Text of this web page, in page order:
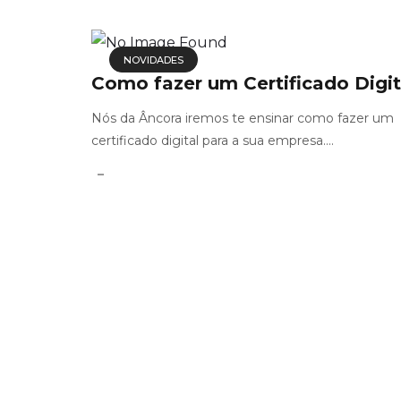
NOVIDADES
Como fazer um Certificado
Nós da Âncora iremos te ensinar como fazer um
certificado digital para a sua empresa....